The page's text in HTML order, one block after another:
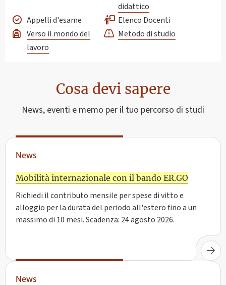
didattico
Appelli d'esame
Elenco Docenti
Verso il mondo del
lavoro
Metodo di studio
Cosa devi sapere
News, eventi e memo per il tuo percorso di studi
News
Mobilità internazionale con il bando ER.GO
Richiedi il contributo mensile per spese di vitto e
alloggio per la durata del periodo all'estero fino a un
massimo di 10 mesi. Scadenza: 24 agosto 2026.
News